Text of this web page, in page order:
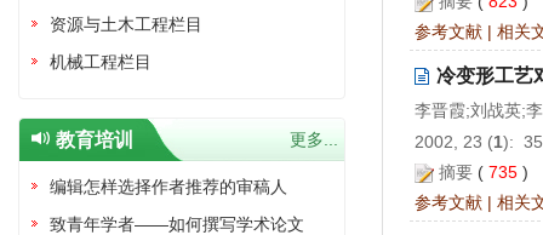
参考文献 | 相关
冷变形工艺
李晋霞;刘战英;
2002, 23 (1):
摘要 ( 735 )
参考文献 | 相关
资源与土木工程栏目
机械工程栏目
教育培训 更多...
编辑怎样选择作者推荐的审稿人
致青年学者——如何撰写学术论文